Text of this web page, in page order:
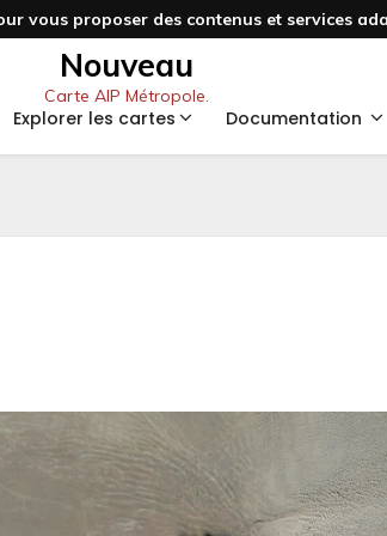
vous proposer des contenus et services
Nouveau
Carte AIP Métropole.
Explorer les cartes Documentation